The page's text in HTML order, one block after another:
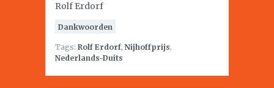
Rolf Erdorf
Dankwoorden
Tags: Rolf Erdorf, Nijhoffprijs,
Nederlands-Duits